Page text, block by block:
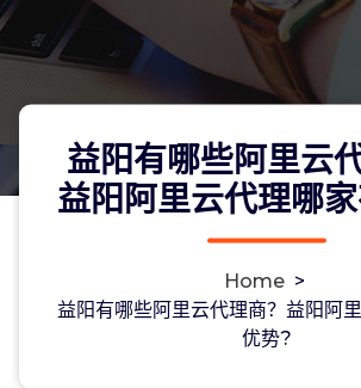
益阳有哪些阿里云
益阳阿里云代理哪
Home >
益阳有哪些阿里云代理商？益阳阿
优势?
益阳有哪些阿里云代理商？
代理哪家有优势?